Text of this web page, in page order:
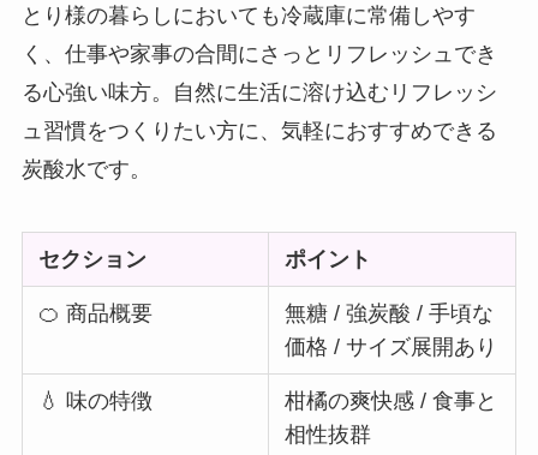
とり様の暮らしにおいても冷蔵庫に常備しやす
く、仕事や家事の合間にさっとリフレッシュでき
る心強い味方。自然に生活に溶け込むリフレッシ
ュ習慣をつくりたい方に、気軽におすすめできる
炭酸水です。
セクション ポイント
🍊 商品概要
無糖 / 強炭酸 / 手頃な
価格 / サイズ展開あり
💧 味の特徴
柑橘の爽快感 / 食事と
相性抜群